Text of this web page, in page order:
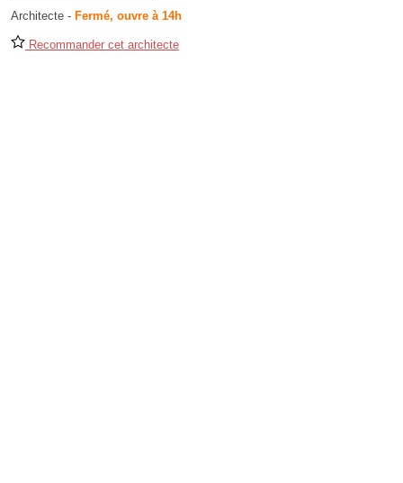
Architecte - Fermé, ouvre à 14h
Recommander cet architecte